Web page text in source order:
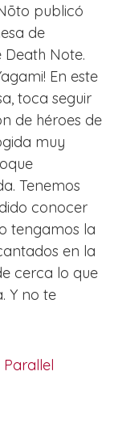
publicó
de
Note.
En este
toca seguir
de héroes de
muy
Tenemos
conocer
tengamos la
en la
cerca lo que
Y no te